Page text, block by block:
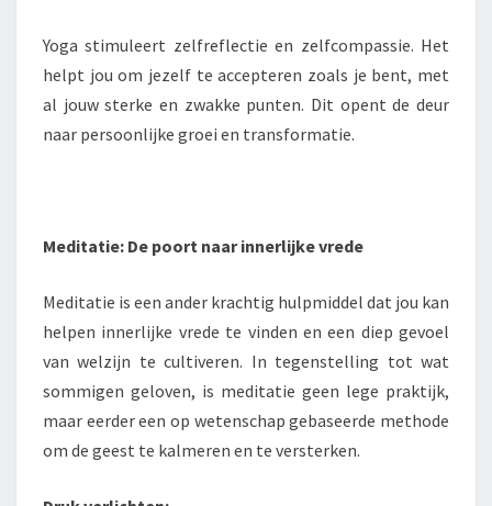
Yoga stimuleert zelfreflectie en zelfcompassie. Het
helpt jou om jezelf te accepteren zoals je bent, met
al jouw sterke en zwakke punten. Dit opent de deur
naar persoonlijke groei en transformatie.
Meditatie: De poort naar innerlijke vrede
Meditatie is een ander krachtig hulpmiddel dat jou kan
helpen innerlijke vrede te vinden en een diep gevoel
van welzijn te cultiveren. In tegenstelling tot wat
sommigen geloven, is meditatie geen lege praktijk,
maar eerder een op wetenschap gebaseerde methode
om de geest te kalmeren en te versterken.